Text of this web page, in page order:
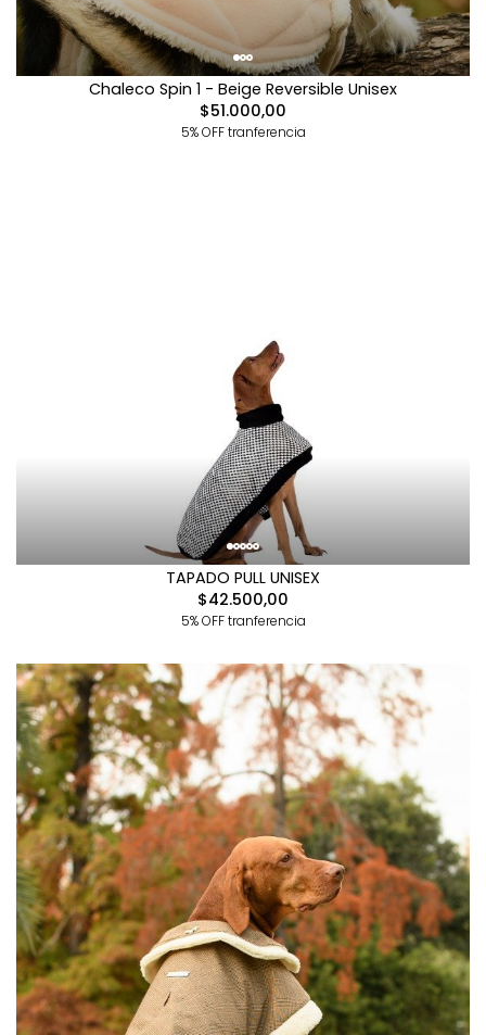
Chaleco Spin 1 - Beige Reversible Unisex
$51.000,00
5% OFF tranferencia
TAPADO PULL UNISEX
$42.500,00
5% OFF tranferencia